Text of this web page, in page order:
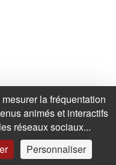
la fréquentation
animés et interactifs
réseaux sociaux...
Personnaliser